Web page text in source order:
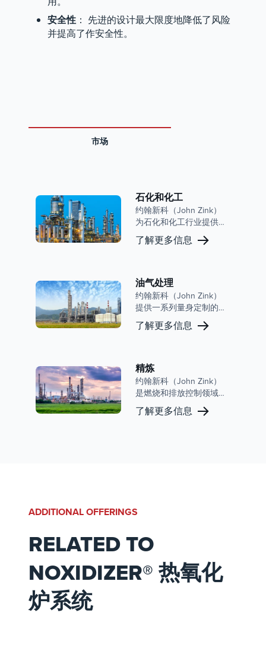
安全性： 先进的设计最大限度地降低了风险
并提高了作安全性。
市场
石化和化工
约翰新科（John Zink）
为石化和化工行业提供先
进的燃烧解决方案和排放
控制系统。我们的专业知
该领域拥有良好的声誉和
创新历史。
了解更多信息
油气处理
约翰新科（John Zink）
提供一系列量身定制的产
品，以满足气体处理行业
的需求，包括蒸汽回收装
统。我们对环境合规性、
运营效率和客户支持的承
诺使我们成为该领域值得
了解更多信息
精炼
约翰新科（John Zink）
是燃烧和排放控制领域的
全球领导者，在炼油市场
拥有强大的影响力。我们
了解更多信息
ADDITIONAL OFFERINGS
RELATED TO
NOXIDIZER® 热氧化
炉系统